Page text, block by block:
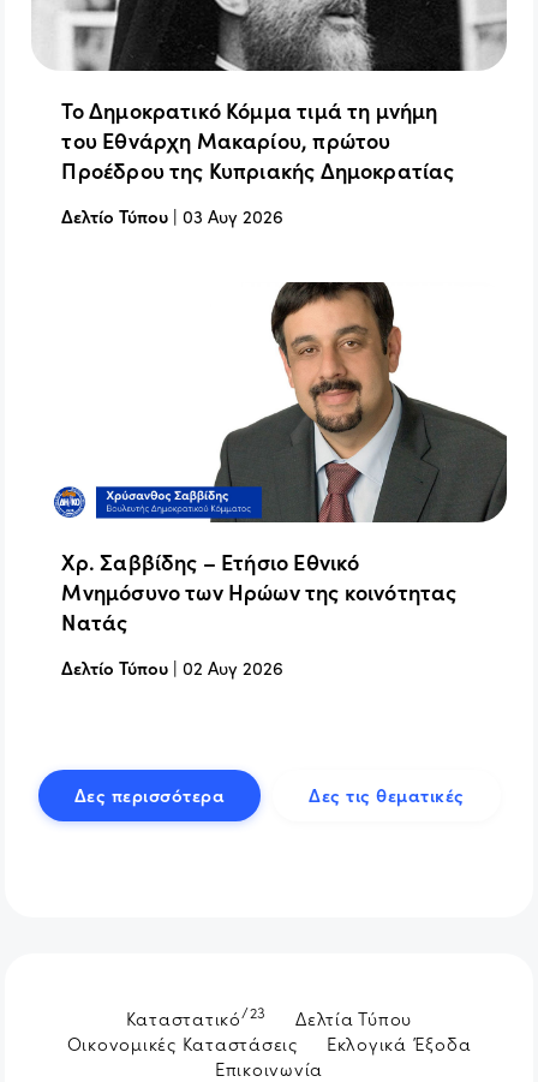
Το Δημοκρατικό Κόμμα τιμά τη μνήμη
του Εθνάρχη Μακαρίου, πρώτου
Προέδρου της Κυπριακής Δημοκρατίας
Δελτίο Τύπου |03 Αυγ 2026
Χρ. Σαββίδης – Ετήσιο Εθνικό
Μνημόσυνο των Ηρώων της κοινότητας
Νατάς
Δελτίο Τύπου |02 Αυγ 2026
Δες περισσότερα Δες τις θεματικές
Καταστατικό/23
Δελτία Τύπου
Οικονομικές Καταστάσεις
Εκλογικά Έξοδα
Επικοινωνία